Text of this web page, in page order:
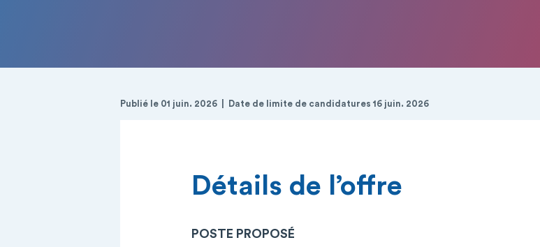
Publié le 01 juin. 2026 Date de limite de candidatures 16 juin. 2026
Détails de l’offre
POSTE PROPOSÉ